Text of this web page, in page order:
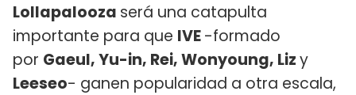
Lollapalooza será una catapulta
importante para que IVE-formado
por Gaeul, Yu-in, Rei, Wonyoung, Lizy
Leeseo- ganen popularidad a otra escala,